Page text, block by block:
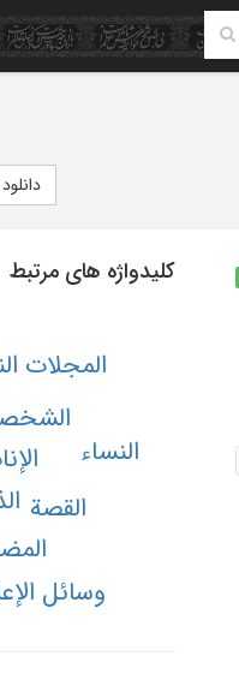
کلیدواژه های مرتبط
القصة
المجلات
النساء
وسائل